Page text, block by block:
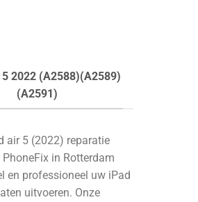
5 2022 (A2588)(A2589)
(A2591)
air 5 (2022) reparatie
in Rotterdam
en professioneel uw iPad
uitvoeren. Onze